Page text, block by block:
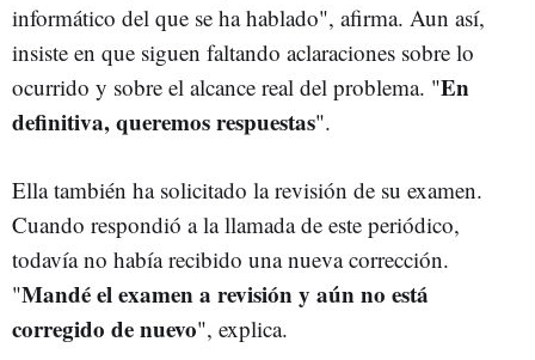
informático del que se ha hablado", afirma. Aun así,
insiste en que siguen faltando aclaraciones sobre lo
ocurrido y sobre el alcance real del problema. "En
definitiva, queremos respuestas".
Ella también ha solicitado la revisión de su examen.
Cuando respondió a la llamada de este periódico,
todavía no había recibido una nueva corrección.
"Mandé el examen a revisión y aún no está
corregido de nuevo", explica.